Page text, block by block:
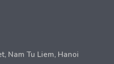
Nam Tu Liem, Hanoi